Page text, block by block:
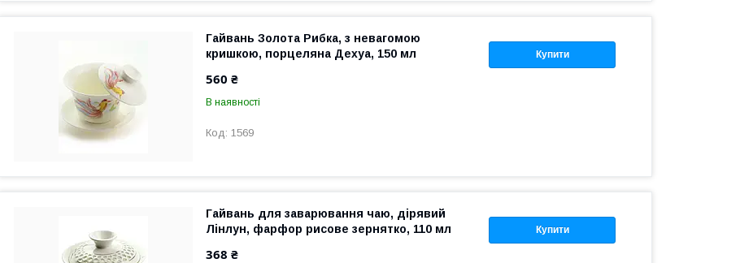
Купити
Гайвань Золота Рибка, з невагомою
кришкою, порцеляна Дехуа, 150 мл
560 ₴
В наявності
1569
Купити
Гайвань для заварювання чаю, дірявий
Лінлун, фарфор рисове зернятко, 110 мл
368 ₴